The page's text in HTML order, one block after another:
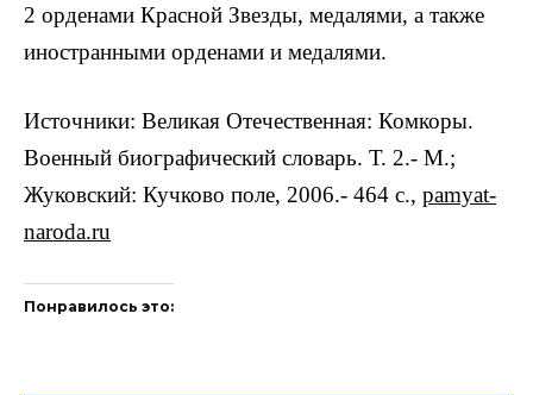
2 орденами Красной Звезды, медалями, а также
иностранными орденами и медалями.
Источники: Великая Отечественная: Комкоры.
Военный биографический словарь. Т. 2.- М.;
Жуковский: Кучково поле, 2006.- 464 с., pamyat-
naroda.ru
Понравилось это: